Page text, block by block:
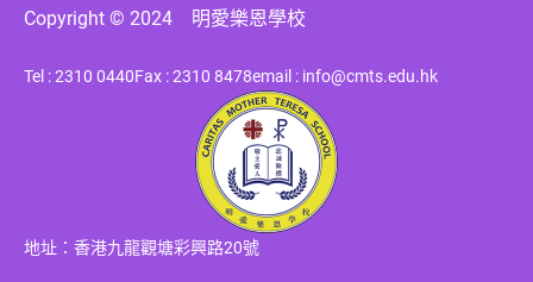
Copyright © 2024 明愛樂恩學校
Tel : 2310 0440Fax : 2310 8478email : info@cmts.edu.hk
地址：香港九龍觀塘彩興路20號